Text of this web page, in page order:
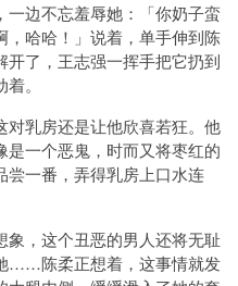
边不忘羞辱她：「你奶子蛮
，哈哈！」说着，单手伸到陈
了，王志强一挥手把它扔到
。
乳房还是让他欣喜若狂。他
一个恶鬼，时而又将枣红的
尝一番，弄得乳房上口水连
，这个丑恶的男人还将无耻
……陈柔正想着，这事情就发